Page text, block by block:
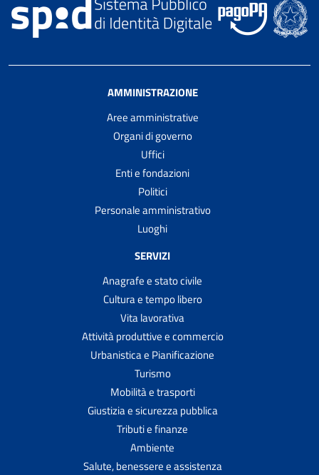
AMMINISTRAZIONE
Aree amministrative
Organi di governo
Uffici
Enti e fondazioni
Politici
Personale amministrativo
Luoghi
SERVIZI
Anagrafe e stato civile
Cultura e tempo libero
Vita lavorativa
Attività produttive e commercio
Urbanistica e Pianificazione
Turismo
Mobilità e trasporti
Giustizia e sicurezza pubblica
Tributi e finanze
Ambiente
Salute, benessere e assistenza